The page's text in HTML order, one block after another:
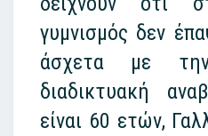
γυμνισμός δεν
άσχετα με
διαδικτυακή
είναι 60 ετών,